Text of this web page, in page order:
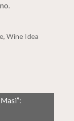
, Wine Idea